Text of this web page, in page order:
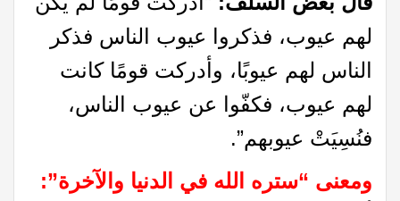
لهم عيوب، فذكروا عيوب الناس فذكر
الناس لهم عيوبًا، وأدركت قومًا كانت
لهم عيوب، فكفّوا عن عيوب الناس،
فنُسِيَتْ عيوبهم”.
ومعنى “ستره الله في الدنيا والآخرة”: